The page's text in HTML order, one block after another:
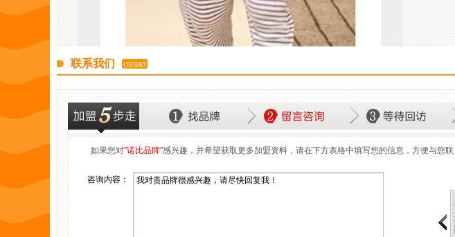
联系我们 contact
如果您对"诺比品牌"感兴趣，并希望获取更多加盟资料，请在下方表格中填写您的信息，方便与您联
咨询内容：